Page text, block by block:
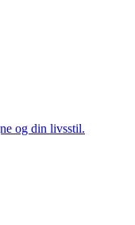
og din livsstil.